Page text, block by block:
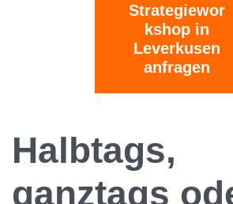
Strategiewor
kshop in
Leverkusen
anfragen
Halbtags,
ganztags